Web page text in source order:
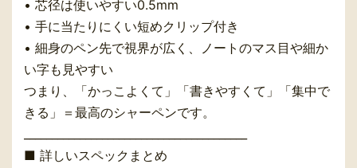
• 芯径は使いやすい0.5mm
• 手に当たりにくい短めクリップ付き
• 細身のペン先で視界が広く、ノートのマス目や細か
い字も見やすい
つまり、「かっこよくて」「書きやすくて」「集中で
きる」＝最高のシャーペンです。
■ 詳しいスペックまとめ